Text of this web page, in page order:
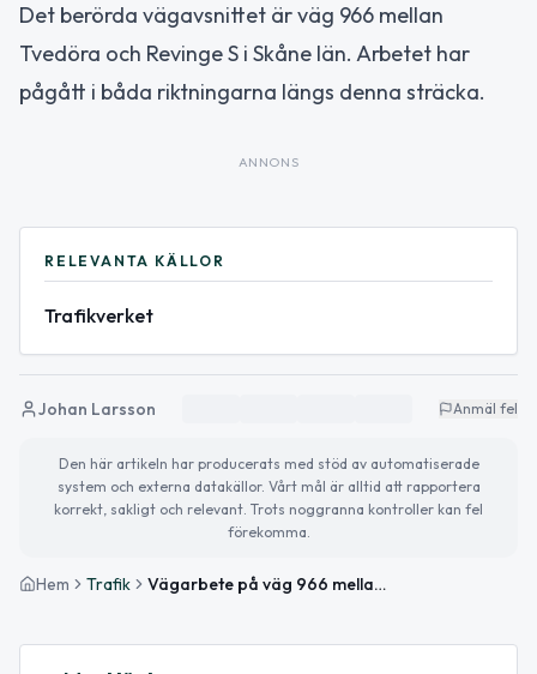
Det berörda vägavsnittet är väg 966 mellan
Tvedöra och Revinge S i Skåne län. Arbetet har
pågått i båda riktningarna längs denna sträcka.
ANNONS
RELEVANTA KÄLLOR
Trafikverket
Johan Larsson Anmäl fel
Den här artikeln har producerats med stöd av automatiserade
system och externa datakällor. Vårt mål är alltid att rapportera
korrekt, sakligt och relevant. Trots noggranna kontroller kan fel
förekomma.
Hem Trafik Vägarbete på väg 966 mellan Tvedöra och Revinge S påverkar trafiken